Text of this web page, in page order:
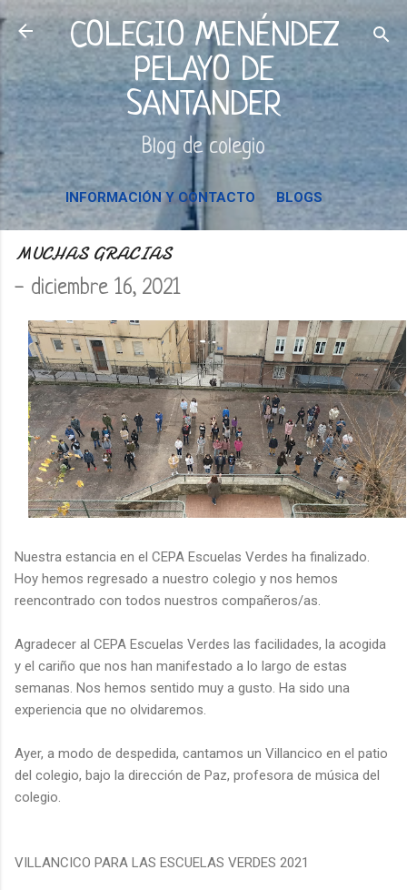
Ir al contenido principal
COLEGIO MENÉNDEZ
PELAYO DE
SANTANDER
Blog de colegio
INFORMACIÓN Y CONTACTO BLOGS
MUCHAS GRACIAS
- diciembre 16, 2021
Nuestra estancia en el CEPA Escuelas Verdes ha finalizado.
Hoy hemos regresado a nuestro colegio y nos hemos
reencontrado con todos nuestros compañeros/as.
Agradecer al CEPA Escuelas Verdes las facilidades, la acogida
y el cariño que nos han manifestado a lo largo de estas
semanas. Nos hemos sentido muy a gusto. Ha sido una
experiencia que no olvidaremos.
Ayer, a modo de despedida, cantamos un Villancico en el patio
del colegio, bajo la dirección de Paz, profesora de música del
colegio.
VILLANCICO PARA LAS ESCUELAS VERDES 2021